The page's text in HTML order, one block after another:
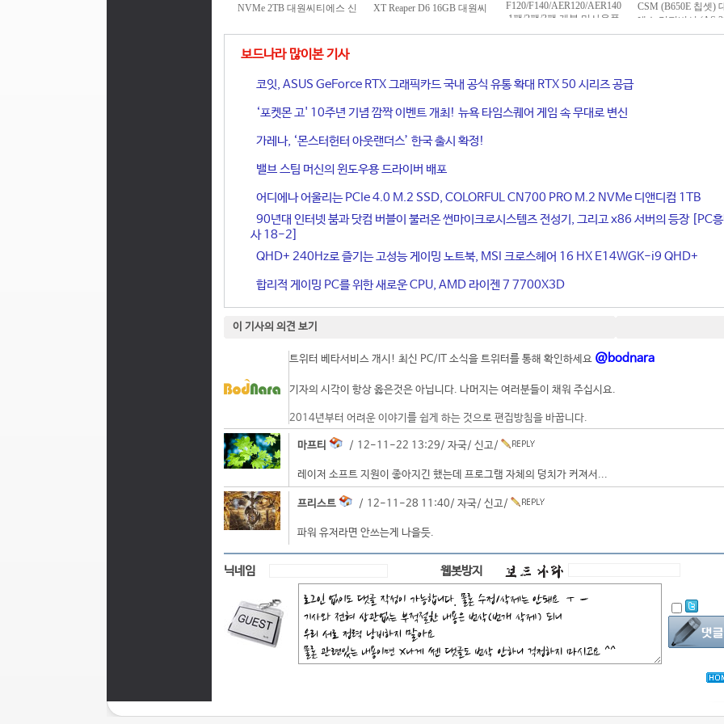
보드나라 많이본 기사
코잇, ASUS GeForce RTX 그래픽카드 국내 공식 유통 확대 RTX 50 시리즈 공급
‘포켓몬 고' 10주년 기념 깜짝 이벤트 개최! 뉴욕 타임스퀘어 게임 속 무대로 변신
가레나, ‘몬스터헌터 아웃랜더스’ 한국 출시 확정!
밸브 스팀 머신의 윈도우용 드라이버 배포
어디에나 어울리는 PCIe 4.0 M.2 SSD, COLORFUL CN700 PRO M.2 NVMe 디앤디컴 1TB
90년대 인터넷 붐과 닷컴 버블이 불러온 썬마이크로시스템즈 전성기, 그리고 x86 서버의 등장 [PC
사 18-2]
QHD+ 240Hz로 즐기는 고성능 게이밍 노트북, MSI 크로스헤어 16 HX E14WGK-i9 QHD+
합리적 게이밍 PC를 위한 새로운 CPU, AMD 라이젠 7 7700X3D
이 기사의 의견 보기
트위터 베타서비스 개시! 최신 PC/IT 소식을 트위터를 통해 확인하세요 @bodnara
기자의 시각이 항상 옳은것은 아닙니다. 나머지는 여러분들이 채워 주십시요.
2014년부터 어려운 이야기를 쉽게 하는 것으로 편집방침을 바꿉니다.
마프티 / 12-11-22 13:29/ 자국/ 신고/
레이저 소프트 지원이 좋아지긴 했는데 프로그램 자체의 덩치가 커져서...
프리스트 / 12-11-28 11:40/ 자국/ 신고/
파워 유저라면 안쓰는게 나을듯.
닉네임 웹봇방지